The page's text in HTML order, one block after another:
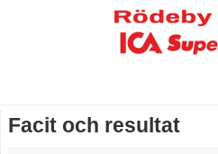
Facit och resultat